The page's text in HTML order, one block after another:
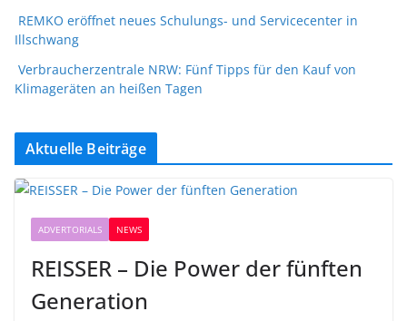
REMKO eröffnet neues Schulungs- und Servicecenter in
Illschwang
Verbraucherzentrale NRW: Fünf Tipps für den Kauf von
Klimageräten an heißen Tagen
Aktuelle Beiträge
ADVERTORIALS NEWS
REISSER – Die Power der fünften
Generation